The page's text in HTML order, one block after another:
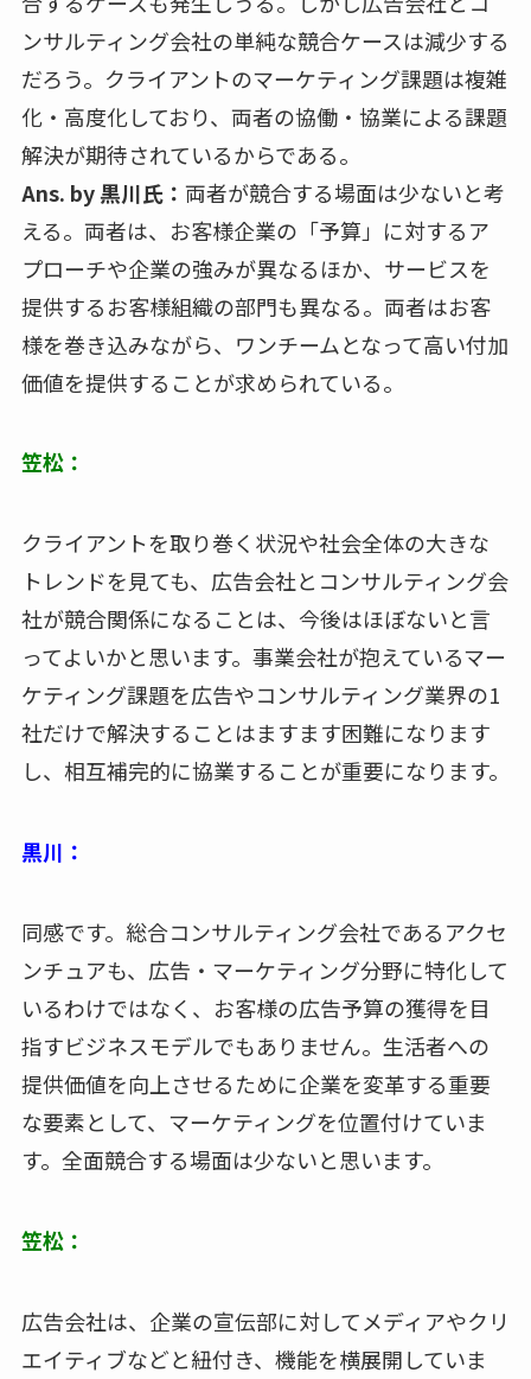
ンサルティング会社の単純な競合ケースは減少する
だろう。クライアントのマーケティング課題は複雑
化・高度化しており、両者の協働・協業による課題
解決が期待されているからである。
Ans. by 黒川氏： 両者が競合する場面は少ないと考
える。両者は、お客様企業の「予算」に対するア
プローチや企業の強みが異なるほか、サービスを
提供するお客様組織の部門も異なる。両者はお客
様を巻き込みながら、ワンチームとなって高い付加
価値を提供することが求められている。
笠松：
クライアントを取り巻く状況や社会全体の大きな
トレンドを見ても、広告会社とコンサルティング会
社が競合関係になることは、今後はほぼないと言
ってよいかと思います。事業会社が抱えているマー
ケティング課題を広告やコンサルティング業界の1
社だけで解決することはますます困難になります
し、相互補完的に協業することが重要になります。
黒川：
同感です。総合コンサルティング会社であるアクセ
ンチュアも、広告・マーケティング分野に特化して
いるわけではなく、お客様の広告予算の獲得を目
指すビジネスモデルでもありません。生活者への
提供価値を向上させるために企業を変革する重要
な要素として、マーケティングを位置付けていま
す。全面競合する場面は少ないと思います。
笠松：
広告会社は、企業の宣伝部に対してメディアやクリ
エイティブなどと紐付き、機能を横展開していま